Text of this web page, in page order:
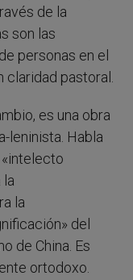
de la
son las
personas en el
pastoral.
es una obra
leninista. Habla
la
la
del
de China. Es
ortodoxo.